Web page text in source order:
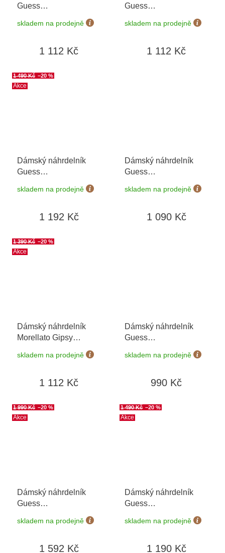
Guess
JUBN04136JWYGWHT/U
skladem na prodejně
1 112 Kč
Guess
JUBN05249JWRHT/U
skladem na prodejně
1 112 Kč
Akce
1 490 Kč –20 %
Dámský náhrdelník
Guess
JUBN03073JWYGGNT/U
skladem na prodejně
1 192 Kč
Dámský náhrdelník
Guess
JUBN06087JWRHT/U
skladem na prodejně
1 090 Kč
Akce
1 390 Kč –20 %
Dámský náhrdelník
Morellato Gipsy
skladem na prodejně
1 112 Kč
Dámský náhrdelník
Guess
JUBN06047JWRHT
skladem na prodejně
990 Kč
Akce
1 990 Kč –20 %
Dámský náhrdelník
Guess
JUBN03274JWYGT/U
skladem na prodejně
1 592 Kč
Akce
1 490 Kč –20 %
Dámský náhrdelník
Guess
JUBN04080JWYGT/U
skladem na prodejně
1 190 Kč